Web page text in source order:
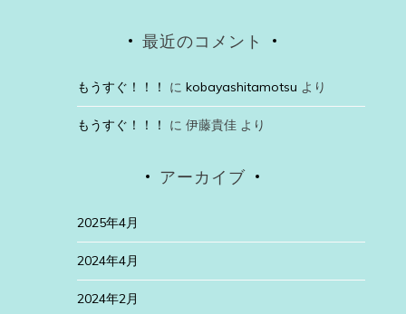
最近のコメント
もうすぐ！！！ に kobayashitamotsu より
もうすぐ！！！ に 伊藤貴佳より
アーカイブ
2025年4月
2024年4月
2024年2月